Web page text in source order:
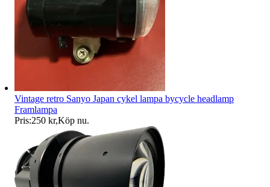
Vintage retro Sanyo Japan cykel lampa bycycle headlamp
Framlampa
Pris:250 kr,Köp nu.